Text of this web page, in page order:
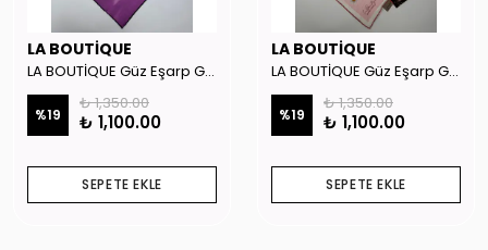
LA BOUTİQUE
LA BOUTİQUE Güz Eşarp GYSE262908
%19
₺ 1,350.00
₺ 1,100.00
SEPETE EKLE
LA BOUTİQUE
LA BOUTİQUE Güz Eşarp GYSE130804
%19
₺ 1,350.00
₺ 1,100.00
SEPETE EKLE